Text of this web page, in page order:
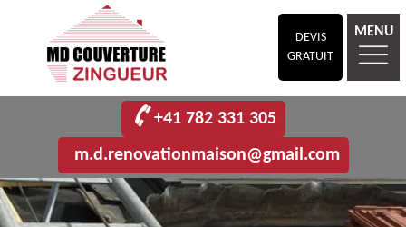
DEVIS
GRATUIT
MENU
+41 782 331 305
m.d.renovationmaison@gmail.com